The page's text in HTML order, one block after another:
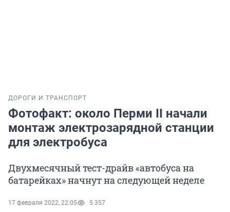
ДОРОГИ И ТРАНСПОРТ
Фотофакт: около Перми II начали
монтаж электрозарядной станции
для электробуса
Двухмесячный тест-драйв «автобуса на
батарейках» начнут на следующей неделе
17 февраля 2022, 22:05 5 357